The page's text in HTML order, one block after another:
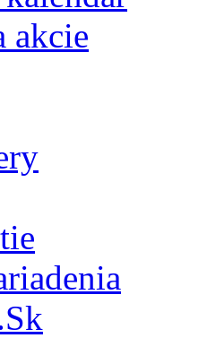
akcie